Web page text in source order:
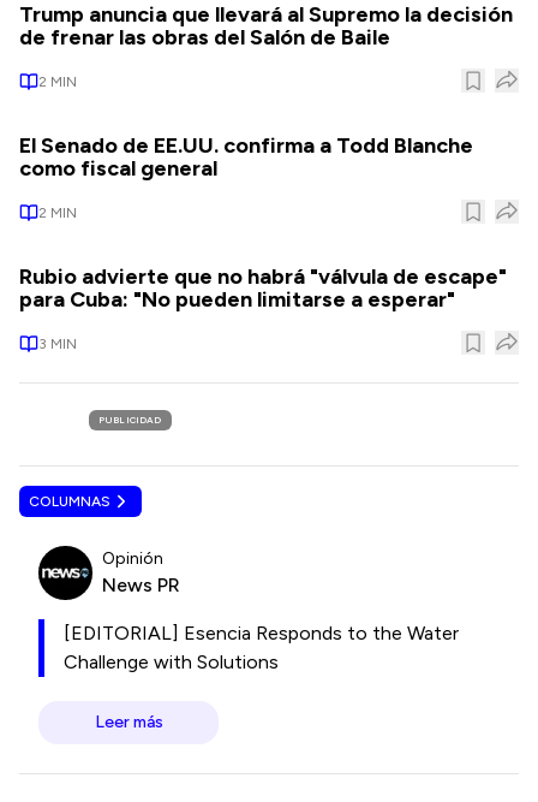
Trump anuncia que llevará al Supremo la decisión
de frenar las obras del Salón de Baile
2 MIN
El Senado de EE.UU. confirma a Todd Blanche
como fiscal general
2 MIN
Rubio advierte que no habrá "válvula de escape"
para Cuba: "No pueden limitarse a esperar"
3 MIN
PUBLICIDAD
COLUMNAS
Opinión
News PR
[EDITORIAL] Esencia Responds to the Water
Challenge with Solutions
Leer más